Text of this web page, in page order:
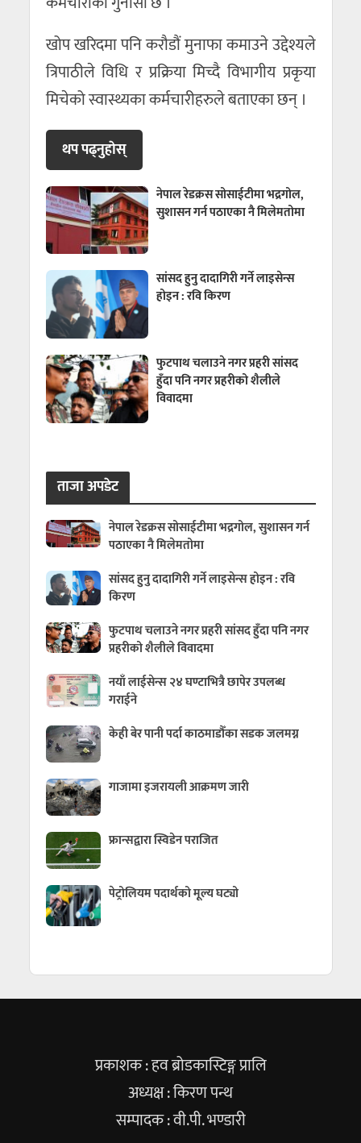
खोप खरिदमा पनि करौडौं मुनाफा कमाउने उद्देश्यले
त्रिपाठीले विधि र प्रक्रिया मिच्दै विभागीय प्रकृया
मिचेको स्वास्थ्यका कर्मचारीहरुले बताएका छन् ।
थप पढ्नुहाेस्
नेपाल रेडक्रस सोसाईटीमा भद्रगोल,
सुशासन गर्न पठाएका नै मिलेमतोमा
सांसद हुनु दादागिरी गर्ने लाइसेन्स
होइन : रवि किरण
फुटपाथ चलाउने नगर प्रहरी सांसद
हुँदा पनि नगर प्रहरीको शैलीले
विवादमा
ताजा अपडेट
नेपाल रेडक्रस सोसाईटीमा भद्रगोल, सुशासन गर्न
पठाएका नै मिलेमतोमा
सांसद हुनु दादागिरी गर्ने लाइसेन्स होइन : रवि
किरण
फुटपाथ चलाउने नगर प्रहरी सांसद हुँदा पनि नगर
प्रहरीको शैलीले विवादमा
नयाँ लाईसेन्स २४ घण्टाभित्रै छापेर उपलब्ध
गराईने
केही बेर पानी पर्दा काठमाडौँका सडक जलमग्न
गाजामा इजरायली आक्रमण जारी
फ्रान्सद्वारा स्विडेन पराजित
पेट्रोलियम पदार्थको मूल्य घट्यो
प्रकाशक : हव ब्रोडकास्टिङ्ग प्रालि
अध्यक्ष : किरण पन्थ
सम्पादक : वी.पी. भण्डारी